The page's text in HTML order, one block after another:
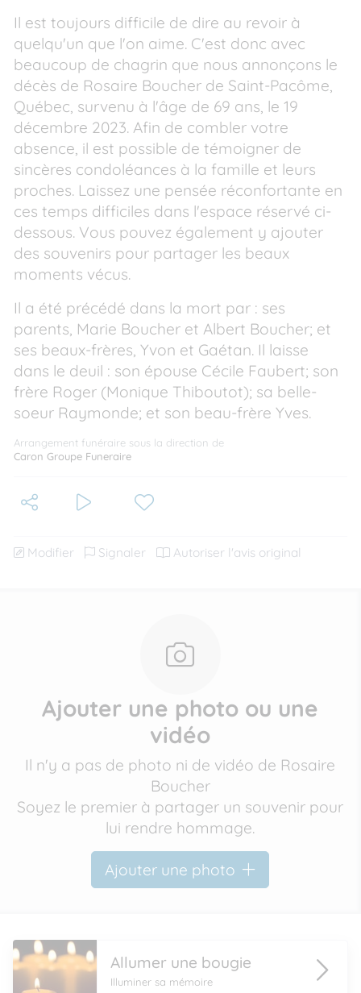
Il est toujours difficile de dire au revoir à
quelqu'un que l'on aime. C'est donc avec
beaucoup de chagrin que nous annonçons le
décès de Rosaire Boucher de Saint-Pacôme,
Québec, survenu à l'âge de 69 ans, le 19
décembre 2023. Afin de combler votre
absence, il est possible de témoigner de
sincères condoléances à la famille et leurs
proches. Laissez une pensée réconfortante en
ces temps difficiles dans l'espace réservé ci-
dessous. Vous pouvez également y ajouter
des souvenirs pour partager les beaux
moments vécus.
Il a été précédé dans la mort par : ses
parents, Marie Boucher et Albert Boucher; et
ses beaux-frères, Yvon et Gaétan. Il laisse
dans le deuil : son épouse Cécile Faubert; son
frère Roger (Monique Thiboutot); sa belle-
soeur Raymonde; et son beau-frère Yves.
Arrangement funéraire sous la direction de
Caron Groupe Funeraire
Modifier Signaler Autoriser l'avis original
Ajouter une photo ou une
vidéo
Il n'y a pas de photo ni de vidéo de Rosaire
Boucher
Soyez le premier à partager un souvenir pour
lui rendre hommage.
Ajouter une photo
Allumer une bougie
Illuminer sa mémoire